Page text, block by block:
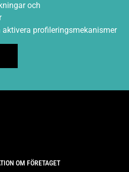
och
profileringsmekanismer
OM FÖRETAGET